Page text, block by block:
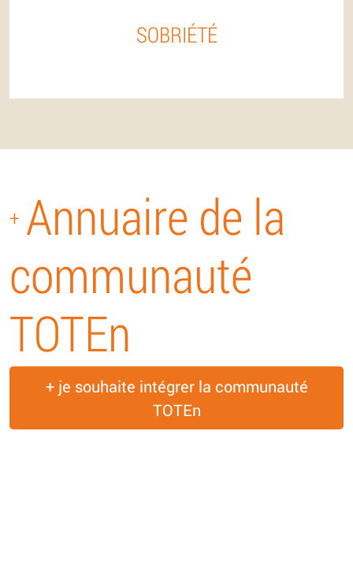
SOBRIÉTÉ
+ Annuaire de la
communauté
TOTEn
+ je souhaite intégrer la communauté
TOTEn